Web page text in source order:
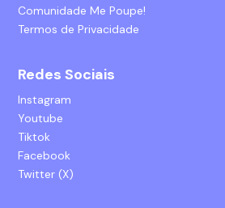
Comunidade Me Poupe!
Termos de Privacidade
Redes Sociais
Instagram
Youtube
Tiktok
Facebook
Twitter (X)